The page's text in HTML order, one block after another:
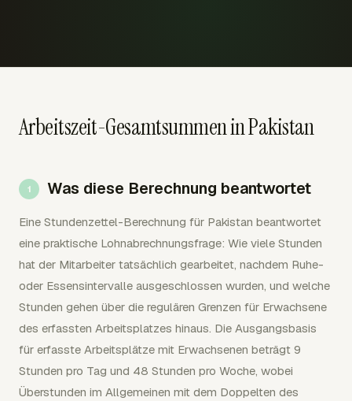
Arbeitszeit-Gesamtsummen in Pakistan
Was diese Berechnung beantwortet
Eine Stundenzettel-Berechnung für Pakistan beantwortet
eine praktische Lohnabrechnungsfrage: Wie viele Stunden
hat der Mitarbeiter tatsächlich gearbeitet, nachdem Ruhe-
oder Essensintervalle ausgeschlossen wurden, und welche
Stunden gehen über die regulären Grenzen für Erwachsene
des erfassten Arbeitsplatzes hinaus. Die Ausgangsbasis
für erfasste Arbeitsplätze mit Erwachsenen beträgt 9
Stunden pro Tag und 48 Stunden pro Woche, wobei
Überstunden im Allgemeinen mit dem Doppelten des